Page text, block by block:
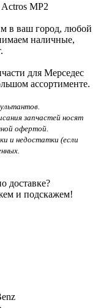
MP2
в ваш город, любой
наличные,
для Мерседес
ассортименте.
запчастей носят
офертой.
и недостатки (если
доставке?
и подскажем!